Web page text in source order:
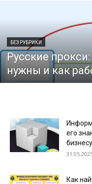
БЕЗ РУБРИКИ
Русские
нужны и как
его
бизнесу
Как